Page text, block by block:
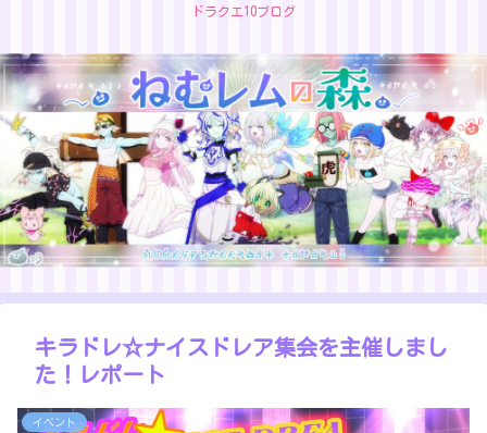
ドラクエ10ブログ
キラドレ☆ナイスドレア集会を主催しまし
た！レポート
イベント